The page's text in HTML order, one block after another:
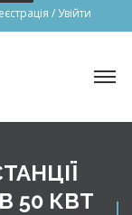
/Увійти
50 КВТ